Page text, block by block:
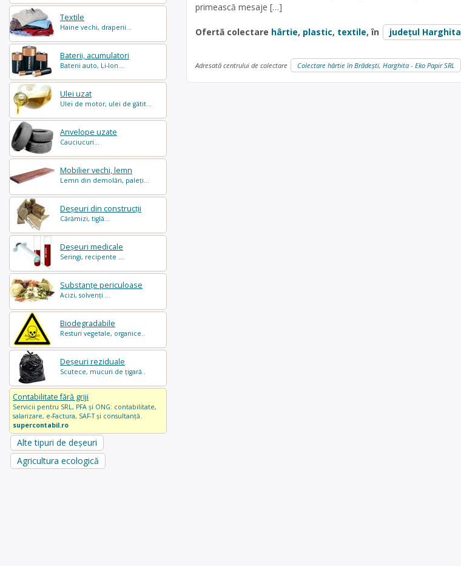
Textile
Haine vechi, draperii...
Baterii, acumulatori
Baterii auto, Li-Ion...
Ulei uzat
Ulei de motor, ulei de gătit...
Anvelope uzate
Cauciucuri...
Mobilier vechi, lemn
Lemn din demolări, paleți...
Deșeuri din construcții
Cărămizi, tiglă...
Deșeuri medicale
Seringi, recipente ...
Substanțe periculoase
Acizi, solvenți ...
Biodegradabile
Resturi vegetale, organice..
Deșeuri reziduale
Scutece, mucuri de țigară..
Contabilitate fără griji
Servicii pentru SRL, PFA și ONG: contabilitate,
salarizare, e-Factura, SAF-T și consultanță.
supercontabil.ro
Alte tipuri de deșeuri
Agricultura ecologică
primească mesaje […]
Ofertă colectare hârtie, plastic, textile, în județul Harghita
Adresată centrului de colectare Colectare hârtie în Brădești, Harghita - Eko Papir SRL